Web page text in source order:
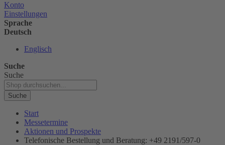
Konto
Einstellungen
Sprache
Deutsch
Englisch
Suche
Suche
Suche
Start
Messetermine
Aktionen und Prospekte
Telefonische Bestellung und Beratung: +49 2191/597-0